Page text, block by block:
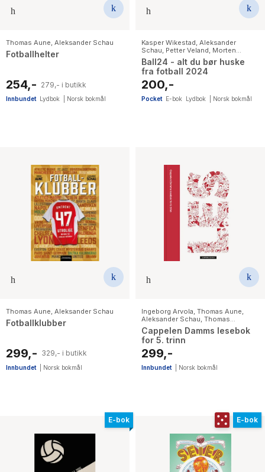
Thomas Aune, Aleksander Schau
Fotballhelter
254,- 279,- i butikk
Innbundet Lydbok Norsk bokmål
Kasper Wikestad, Aleksander
Schau, Petter Veland, Morten
Galåsen
Eivind Bisgaard Sundet
Paul Thomas Clay, Christopher
Hylland,Agnes Viljugrein
Karstensen
Lien,Per Asbjørn Solberg
Jacobsen,Thomas Aune
Ball24 - alt du bør huske
fra fotball 2024
200,-
Pocket E-bok Lydbok Norsk bokmål
Thomas Aune, Aleksander Schau
Fotballklubber
299,- 329,- i butikk
Innbundet Norsk bokmål
Ingeborg Arvola, Thomas Aune,
Aleksander Schau, Thomas
Brunstrøm
Elin Hansson
Birgitte
Klahn,Karen Margrete Kilane,Lena
Lindahl ,Lars Mæhle
Gulraiz Sharif
Stranger
Cappelen Damms lesebok
for 5. trinn
299,-
Innbundet Norsk bokmål
E-bok E-bok